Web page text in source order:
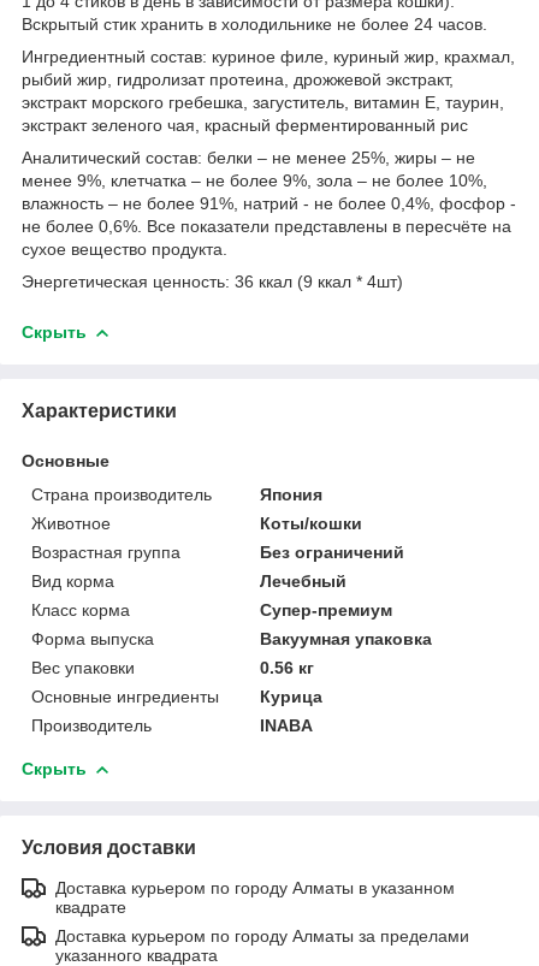
Вскрытый стик хранить в холодильнике не более 24 часов.
Ингредиентный состав: куриное филе, куриный жир, крахмал,
рыбий жир, гидролизат протеина, дрожжевой экстракт,
экстракт морского гребешка, загуститель, витамин E, таурин,
экстракт зеленого чая, красный ферментированный рис
Аналитический состав: белки – не менее 25%, жиры – не
менее 9%, клетчатка – не более 9%, зола – не более 10%,
влажность – не более 91%, натрий - не более 0,4%, фосфор -
не более 0,6%. Все показатели представлены в пересчёте на
сухое вещество продукта.
Энергетическая ценность: 36 ккал (9 ккал * 4шт)
Скрыть
Характеристики
Основные
Страна производитель
Япония
Животное
Коты/кошки
Возрастная группа
Без ограничений
Вид корма
Лечебный
Класс корма
Супер-премиум
Форма выпуска
Вакуумная упаковка
Вес упаковки
0.56 кг
Основные ингредиенты
Курица
Производитель
INABA
Скрыть
Условия доставки
Доставка курьером по городу Алматы в указанном
квадрате
Доставка курьером по городу Алматы за пределами
указанного квадрата